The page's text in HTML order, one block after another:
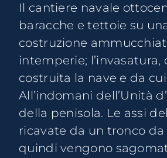
Il cantiere navale
baracche e tettoie su
costruzione
intemperie;
costruita la nave e da
All’indomani dell’Unità
della penisola. Le assi
ricavate da un tronco
quindi vengono
nella “sala a
leudo in lavorazione —
una procedura consolidata:
prora e poppa,
paramezzale, poi si passa
coperta. Infine si riveste
cui bordi saranno
renderli impermeabili.
pesca, la seconda attività